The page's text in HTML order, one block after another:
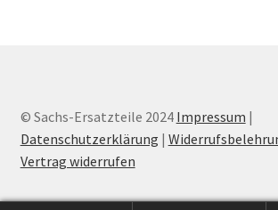
© Sachs-Ersatzteile 2024 Impressum |
Datenschutzerklärung |
Vertrag widerrufen